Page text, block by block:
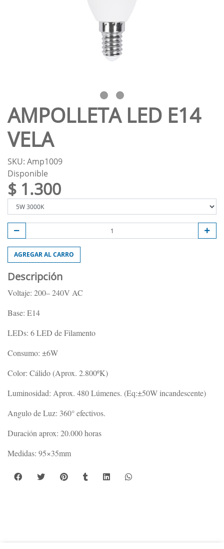
AMPOLLETA LED E14
VELA
SKU: Amp1009
Disponible
$ 1.300
AGREGAR AL CARRO
Descripción
Voltaje: 200– 240V AC
Base: E14
LEDs: 6 LED de Filamento
Consumo: ±6W
Color: Cálido (Aprox. 2.800ºK)
Luminosidad: Aprox. 480 Lúmenes. (Eq:±50W incandescente)
Angulo de Luz: 360° efectivos.
Duración aprox: 20.000 horas
Medidas: 95×35mm